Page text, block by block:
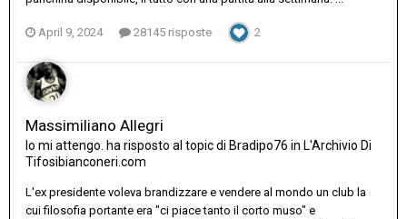
April 9, 2024 28145 risposte 2
Massimiliano Allegri
Io mi attengo. ha risposto al topic di Bradipo76 in L'Archivio Di
Tifosibianconeri.com
L'ex presidente voleva brandizzare e vendere al mondo un club la
cui filosofia portante era "ci piace tanto il corto muso" e